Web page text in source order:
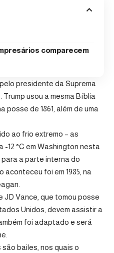
comparecem
presidente da Suprema
usou a mesma Bíblia
posse de 1861, além de uma
ao frio extremo – as
12 °C em Washington nesta
a parte interna do
aconteceu foi em 1985, na
JD Vance, que tomou posse
Unidos, devem assistir a
foi adaptado e será
bailes, nos quais o